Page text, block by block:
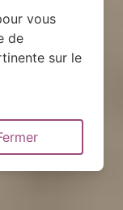
vous
de
sur le